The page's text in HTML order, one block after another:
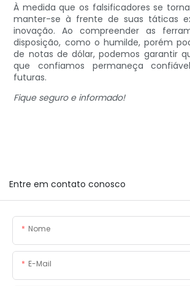
À medida que os falsificadores se
manter-se à frente de suas táticas
inovação. Ao compreender as
disposição, como o humilde, porém
de notas de dólar, podemos garantir
que confiamos permaneça
futuras.
Fique seguro e informado!
Entre em contato conosco
Nome
E-Mail